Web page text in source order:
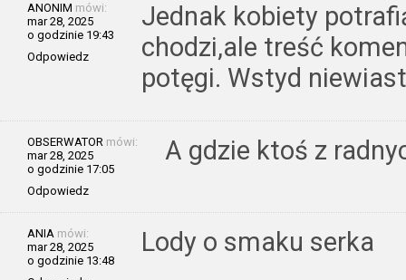
ANONIM mówi:
mar 28, 2025
o godzinie 19:43
Odpowiedz
Jednak kobiety
chodzi,ale treść
potęgi. Wstyd
OBSERWATOR mówi:
mar 28, 2025
o godzinie 17:05
Odpowiedz
A gdzie ktoś z
ANIA mówi:
mar 28, 2025
o godzinie 13:48
Lody o smaku serka